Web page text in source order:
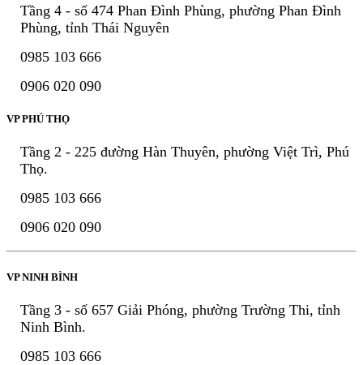
Tầng 4 - số 474 Phan Đình Phùng, phường Phan Đình
Phùng, tỉnh Thái Nguyên
0985 103 666
0906 020 090
VP PHÚ THỌ
Tầng 2 - 225 đường Hàn Thuyên, phường Việt Trì, Phú
Thọ.
0985 103 666
0906 020 090
VP NINH BÌNH
Tầng 3 - số 657 Giải Phóng, phường Trường Thi, tỉnh
Ninh Bình.
0985 103 666